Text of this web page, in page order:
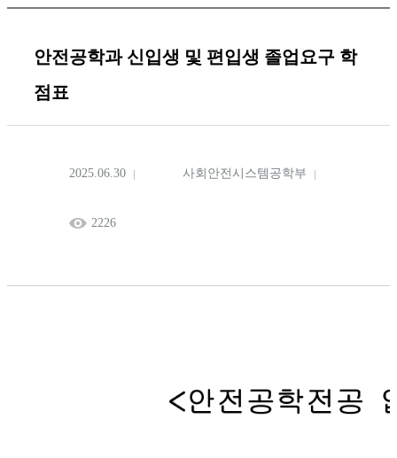
안전공학과 신입생 및 편입생 졸업요구 학
점표
2025.06.30 사회안전시스템공학부
2226